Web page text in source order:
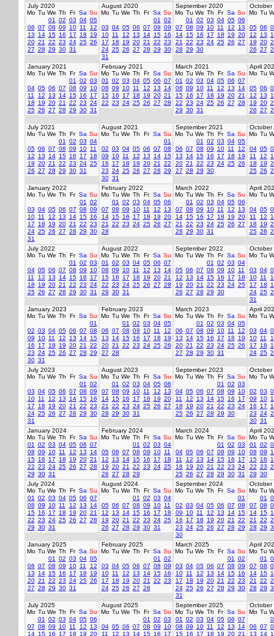
July 2020
Mo Tu We Th Fr Sa Su
01
02 03 04 05
06 07 08 09 10 11
12
13
14 15 16 17 18
19
20 21 22 23 24 25 26
27 28 29 30 31
August 2020
Mo Tu We Th Fr Sa Su
01
02
03 04 05 06 07 08 09
10 11 12 13 14 15 16
17
18 19 20 21 22 23
24 25 26 27 28 29 30
31
September 2020
Mo Tu We Th Fr Sa Su
01
02 03 04 05 06
07 08 09 10 11 12
13
14 15 16 17 18 19 20
21
22 23 24 25 26 27
28 29 30
October
Mo Tu
05 06
12
13
19 20
26 27
January 2021
Mo Tu We Th Fr Sa Su
01
02 03
04 05 06 07 08 09
10
11
12 13 14 15 16
17
18
19 20 21 22 23 24
25 26 27 28 29 30 31
February 2021
Mo Tu We Th Fr Sa Su
01
02 03 04 05 06 07
08 09 10 11 12 13
14
15 16 17 18 19 20 21
22 23 24 25 26 27 28
March 2021
Mo Tu We Th Fr Sa Su
01
02 03 04 05 06 07
08 09 10 11 12 13
14
15 16 17 18 19 20 21
22 23 24 25 26 27 28
29 30 31
April
Mo Tu
05 06
12
13
19 20
26 27
July 2021
Mo Tu We Th Fr Sa Su
01
02 03 04
05 06 07 08 09 10 11
12
13 14 15 16 17
18
19 20 21 22 23 24 25
26 27 28 29 30 31
August 2021
Mo Tu We Th Fr Sa Su
01
02 03 04 05 06 07 08
09
10 11 12 13 14 15
16
17 18 19 20 21
22
23 24 25 26 27 28 29
30 31
September 2021
Mo Tu We Th Fr Sa Su
01
02 03 04 05
06 07 08 09 10 11
12
13
14 15 16 17 18
19
20 21 22 23 24 25 26
27 28 29 30
October
Mo Tu
04 05
11
12
18
19
25 26
January 2022
Mo Tu We Th Fr Sa Su
01
02
03 04 05 06 07 08 09
10 11 12 13 14 15 16
17
18 19 20 21 22 23
24 25 26 27 28 29 30
31
February 2022
Mo Tu We Th Fr Sa Su
01
02 03 04 05 06
07 08 09 10 11 12
13
14 15 16 17 18 19 20
21
22 23 24 25 26 27
28
March 2022
Mo Tu We Th Fr Sa Su
01
02 03 04 05 06
07 08 09 10 11 12
13
14 15 16 17 18 19 20
21
22 23 24 25 26 27
28 29 30 31
April
Mo Tu
04 05
11
12
18
19
25 26
July 2022
Mo Tu We Th Fr Sa Su
01
02 03
04 05 06 07 08 09
10
11
12 13 14 15 16
17
18
19 20 21 22 23 24
25 26 27 28 29 30 31
August 2022
Mo Tu We Th Fr Sa Su
01
02 03 04 05 06 07
08 09 10 11 12 13
14
15 16 17 18 19 20 21
22 23 24 25 26 27 28
29 30 31
September 2022
Mo Tu We Th Fr Sa Su
01
02 03 04
05 06 07 08 09 10 11
12
13 14 15 16 17
18
19 20 21 22 23 24 25
26 27 28 29 30
October
Mo Tu
03 04
10 11
17
18
24 25
31
January 2023
Mo Tu We Th Fr Sa Su
01
02 03 04 05 06 07 08
09
10 11 12 13 14 15
16
17 18 19 20 21
22
23 24 25 26 27 28 29
30 31
February 2023
Mo Tu We Th Fr Sa Su
01
02 03 04 05
06 07 08 09 10 11
12
13
14 15 16 17 18
19
20 21 22 23 24 25 26
27 28
March 2023
Mo Tu We Th Fr Sa Su
01
02 03 04 05
06 07 08 09 10 11
12
13
14 15 16 17 18
19
20 21 22 23 24 25 26
27 28 29 30 31
April
Mo Tu
03 04
10 11
17
18
24 25
July 2023
Mo Tu We Th Fr Sa Su
01
02
03 04 05 06 07 08 09
10 11 12 13 14 15 16
17
18 19 20 21 22 23
24 25 26 27 28 29 30
31
August 2023
Mo Tu We Th Fr Sa Su
01
02 03 04 05 06
07 08 09 10 11 12
13
14 15 16 17 18 19 20
21
22 23 24 25 26 27
28 29 30 31
September 2023
Mo Tu We Th Fr Sa Su
01
02 03
04 05 06 07 08 09
10
11
12 13 14 15 16
17
18
19 20 21 22 23 24
25 26 27 28 29 30
October
Mo Tu
02 03
09
10
16
17
23 24
30 31
January 2024
Mo Tu We Th Fr Sa Su
01
02 03 04 05 06 07
08 09 10 11 12 13
14
15 16 17 18 19 20 21
22 23 24 25 26 27 28
29 30 31
February 2024
Mo Tu We Th Fr Sa Su
01
02 03 04
05 06 07 08 09 10 11
12
13 14 15 16 17
18
19 20 21 22 23 24 25
26 27 28 29
March 2024
Mo Tu We Th Fr Sa Su
01
02 03
04 05 06 07 08 09
10
11
12 13 14 15 16
17
18
19 20 21 22 23 24
25 26 27 28 29 30 31
April
Mo Tu
01
02
08 09
15 16
22 23
29 30
July 2024
Mo Tu We Th Fr Sa Su
01
02 03 04 05 06 07
08 09 10 11 12 13
14
15 16 17 18 19 20 21
22 23 24 25 26 27 28
29 30 31
August 2024
Mo Tu We Th Fr Sa Su
01
02 03 04
05 06 07 08 09 10 11
12
13 14 15 16 17
18
19 20 21 22 23 24 25
26 27 28 29 30 31
September 2024
Mo Tu We Th Fr Sa Su
01
02 03 04 05 06 07 08
09
10 11 12 13 14 15
16
17 18 19 20 21
22
23 24 25 26 27 28 29
30
October
Mo Tu
01
07 08
14 15
21
22
28 29
January 2025
Mo Tu We Th Fr Sa Su
01
02 03 04 05
06 07 08 09 10 11
12
13
14 15 16 17 18
19
20 21 22 23 24 25 26
27 28 29 30 31
February 2025
Mo Tu We Th Fr Sa Su
01
02
03 04 05 06 07 08 09
10 11 12 13 14 15 16
17
18 19 20 21 22 23
24 25 26 27 28
March 2025
Mo Tu We Th Fr Sa Su
01
02
03 04 05 06 07 08 09
10 11 12 13 14 15 16
17
18 19 20 21 22 23
24 25 26 27 28 29 30
31
April
Mo Tu
01
07 08
14 15
21
22
28 29
July 2025
Mo Tu We Th Fr Sa Su
01
02 03 04 05 06
07 08 09 10 11 12
13
14 15 16 17 18 19 20
August 2025
Mo Tu We Th Fr Sa Su
01
02 03
04 05 06 07 08 09
10
11
12 13 14 15 16 17
September 2025
Mo Tu We Th Fr Sa Su
01
02 03 04 05 06 07
08 09 10 11 12 13
14
15 16 17 18 19 20 21
October
Mo Tu
06 07
13
14